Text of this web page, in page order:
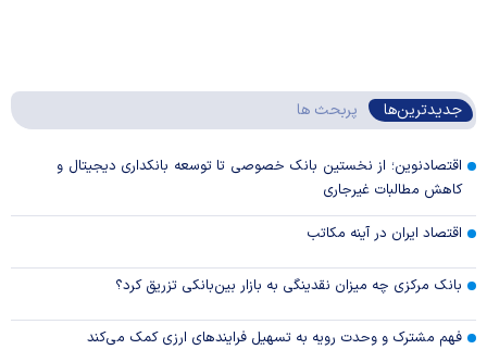
جدیدترین‌ها پربحث ها
اقتصادنوین؛ از نخستین بانک خصوصی تا توسعه بانکداری دیجیتال و
کاهش مطالبات غیرجاری
اقتصاد ایران در آینه مکاتب
بانک مرکزی چه میزان نقدینگی به بازار بین‌بانکی تزریق کرد؟
فهم مشترک و وحدت رویه به تسهیل فرایند‌های ارزی کمک می‌کند